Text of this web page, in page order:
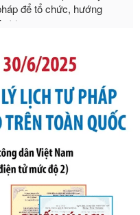
19 tháng 12 năm
dẫn thực hiện xử
vực kho bạc nhà nước
của Chính phủ: Sửa
định số 125/2020/NĐ-СР
phủ quy định xử
đơn được sửa đổi, bổ
CP